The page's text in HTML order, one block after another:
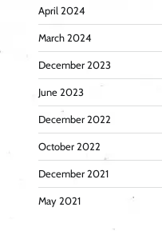
April 2024
March 2024
December 2023
June 2023
December 2022
October 2022
December 2021
May 2021